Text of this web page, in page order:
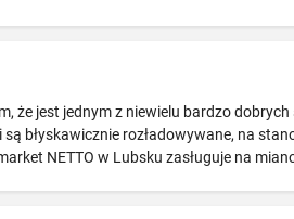
że jest jednym z niewielu bardzo
błyskawicznie rozładowywane, na
NETTO w Lubsku zasługuje na